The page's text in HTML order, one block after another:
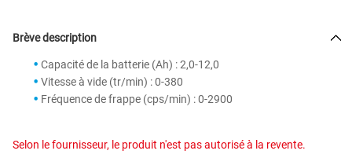
Brève description
Capacité de la batterie (Ah) : 2,0-12,0
Vitesse à vide (tr/min) : 0-380
Fréquence de frappe (cps/min) : 0-2900
Selon le fournisseur, le produit n'est pas autorisé à la revente.